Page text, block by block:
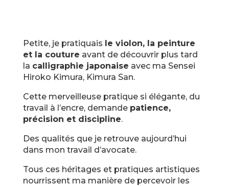
Petite, je pratiquais le violon, la peinture
et la couture avant de découvrir plus tard
la calligraphie japonaise avec ma Sensei
Hiroko Kimura, Kimura San.
Cette merveilleuse pratique si élégante, du
travail à l’encre, demande patience,
précision et discipline.
Des qualités que je retrouve aujourd’hui
dans mon travail d’avocate.
Tous ces héritages et pratiques artistiques
nourrissent ma manière de percevoir les